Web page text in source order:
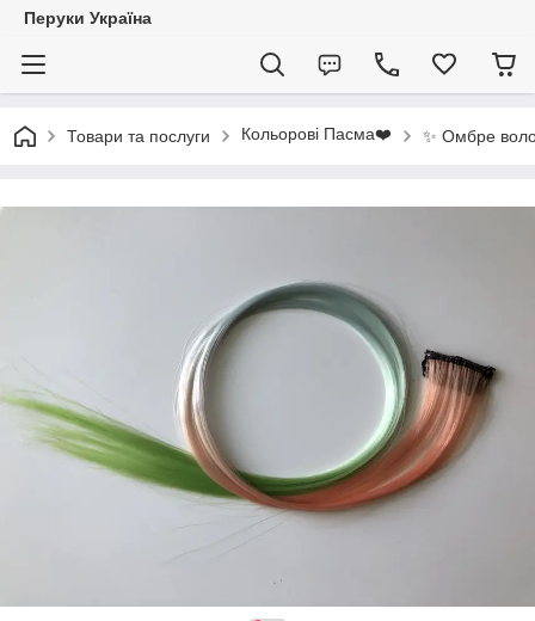
Перуки Україна
Товари та послуги Кольорові Пасма❤️ ✨ Омбре